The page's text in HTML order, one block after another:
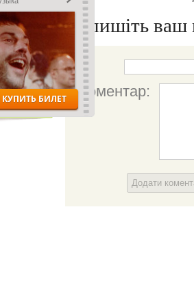
Напишіть ваш
Ім'я:
Коментар:
Додати